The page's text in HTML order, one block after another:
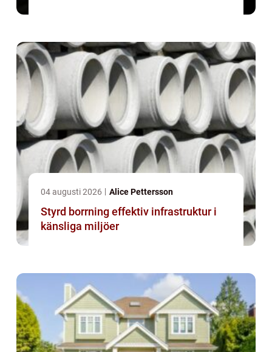
04 augusti 2026 Alice Pettersson
Styrd borrning effektiv infrastruktur i
känsliga miljöer